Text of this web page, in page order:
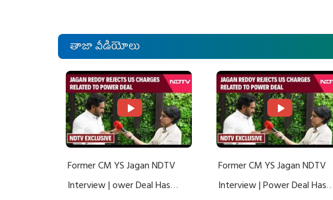
తాజా వీడియోలు
Former CM YS Jagan NDTV
Interview | ower Deal Has
Former CM YS Jagan NDTV
Interview | Power Deal Has